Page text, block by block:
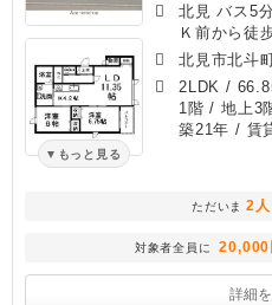
もっと見る
北見 バス5
Ｋ前から徒
北見市北斗
2LDK /
1階 / 地上3
築21年 / 賃
ただいま 2人
対象者全員に 20,000
詳細